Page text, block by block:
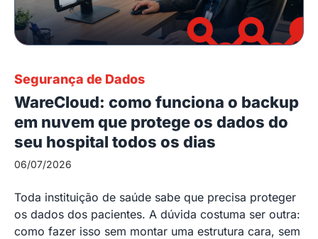
Segurança de Dados
WareCloud: como funciona o backup
em nuvem que protege os dados do
seu hospital todos os dias
06/07/2026
Toda instituição de saúde sabe que precisa proteger
os dados dos pacientes. A dúvida costuma ser outra:
como fazer isso sem montar uma estrutura cara, sem